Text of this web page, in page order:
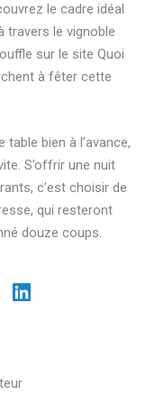
le cadre idéal
travers le vignoble
sur le site Quoi
à fêter cette
bien à l’avance,
S’offrir une nuit
c’est choisir de
qui resteront
douze coups.